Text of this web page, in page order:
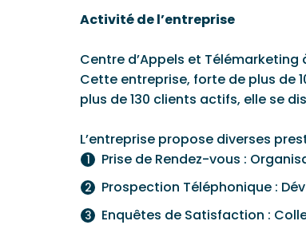
Activité de l’entreprise
Centre d’Appels et Télémarketing
Cette entreprise, forte de plus de
plus de 130 clients actifs, elle se
L’entreprise propose diverses
Prise de Rendez-vous :
Prospection Téléphonique :
Enquêtes de Satisfaction :